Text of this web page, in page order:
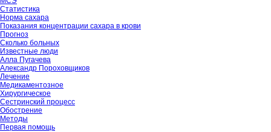
Статистика
Норма сахара
Показания концентрации сахара в крови
Прогноз
Сколько больных
Известные люди
Алла Пугачева
Александр Пороховщиков
Лечение
Медикаментозное
Хирургическое
Сестринский процесс
Обострение
Методы
Первая помощь